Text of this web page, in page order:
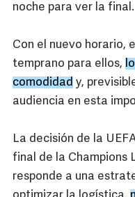
noche para ver la final.
Con el nuevo horario,
temprano para ellos,
comodidad y,
audiencia en esta
La decisión de la
final de la Champions
responde a una